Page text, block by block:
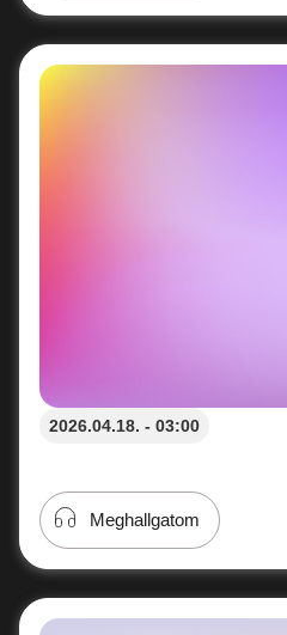
2026.04.18. - 03:00
Meghallgatom